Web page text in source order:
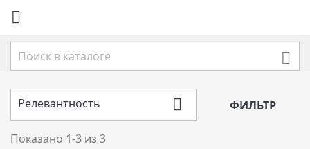


Релевантность  ФИЛЬТР
Показано 1-3 из 3